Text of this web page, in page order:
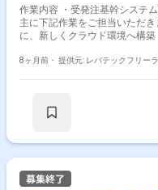
作業内容 ・受発注基幹システ
主に下記作業をご担当いただ
に、新しくクラウド環境へ構
8ヶ月前・ 提供元: レバテックフリー